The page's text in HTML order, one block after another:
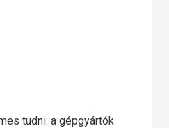
tudni: a gépgyártók